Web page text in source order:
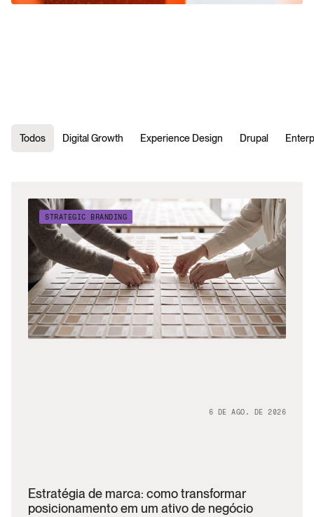
Todos Digital Growth Experience Design Drupal
STRATEGIC BRANDING
6 DE AGO. DE 2026
Estratégia de marca: como transformar
posicionamento em um ativo de negócio